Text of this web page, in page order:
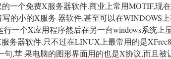
的一个免费X服务器软件.商业上常用MOTIF,现
的小的X服务 器软件.甚至可以在WINDOWS
一个X应用程序然后在另一台windows系统上
务器软件.只不过在LINUX上最常用的是
句,苹 果电脑的图形界面用的也是X协议,而且被